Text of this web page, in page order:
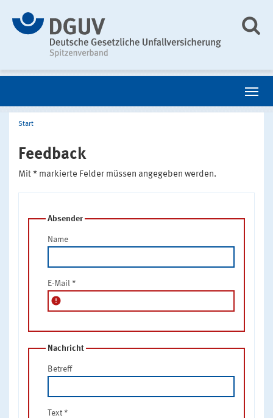
Start
Feedback
Mit * markierte Felder müssen angegeben werden.
Absender
Name
E-Mail *
error
Nachricht
Betreff
Text *